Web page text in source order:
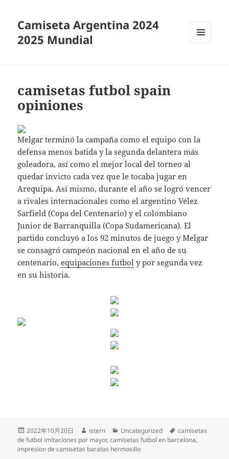
Camiseta Argentina 2024
2025 Mundial
camisetas futbol spain
opiniones
Melgar terminó la campaña como el equipo con la
defensa menos batida y la segunda delantera más
goleadora, así como el mejor local del torneo al
quedar invicto cada vez que le tocaba jugar en
Arequipa. Así mismo, durante el año se logró vencer
a rivales internacionales como el argentino Vélez
Sarfield (Copa del Centenario) y el colombiano
Junior de Barranquilla (Copa Sudamericana). El
partido concluyó a los 92 minutos de juego y Melgar
se consagró campeón nacional en el año de su
centenario,equipaciones futbol y por segunda vez
en su historia.
Publicado
el
2022年10月20日 Autor
istern Categorías
Uncategorized Etiquetas
camisetas
de futbol imitaciones por mayor,camisetas futbol en barcelona,
impresion de camisetas baratas hermosillo